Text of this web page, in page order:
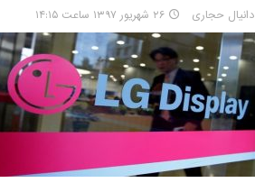
دانیال حجاری ۲۶ شهریور ۱۳۹۷ ساعت ۱۴:۱۵